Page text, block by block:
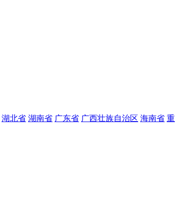
湖北省 湖南省 广东省 广西壮族自治区 海南省 重